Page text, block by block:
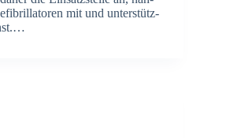
mit und unter­stütz­